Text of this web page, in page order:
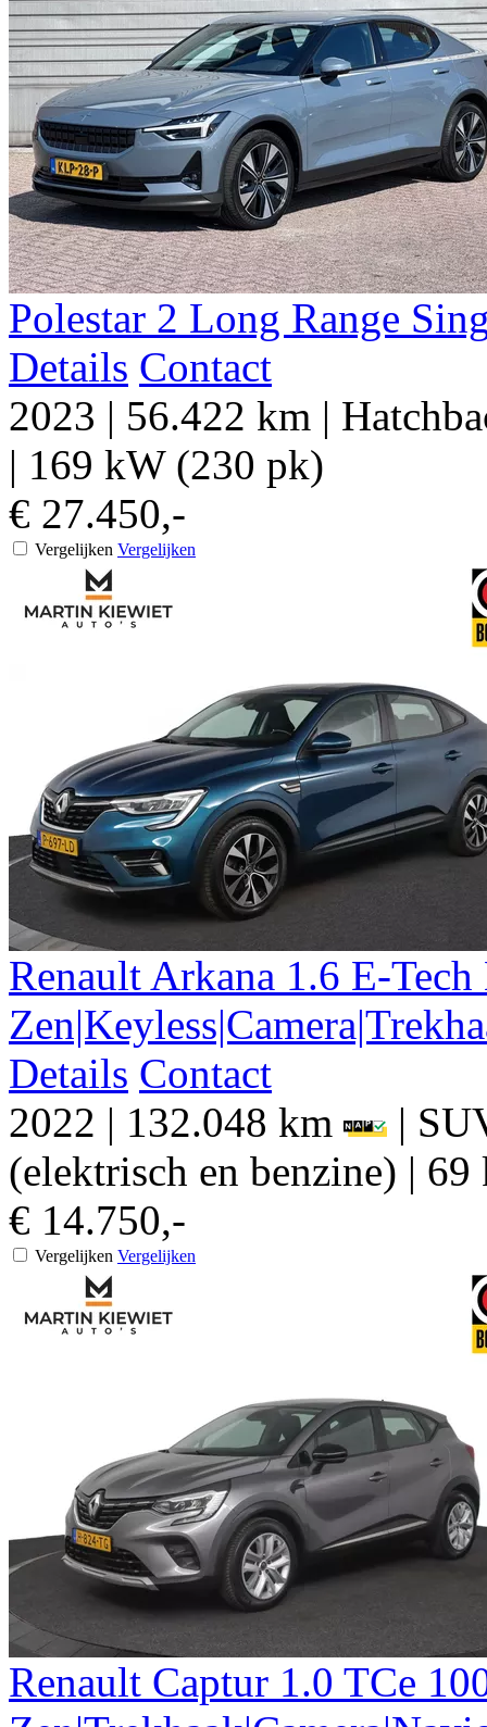
Polestar 2 Long Range
Details Contact
2023 | 56.422 km |
| 169 kW (230 pk)
€ 27.450,-
Vergelijken Vergelijken
Renault Arkana 1.6 E-
Details Contact
2022 | 132.048 km |
(elektrisch en benzine) | 69
€ 14.750,-
Vergelijken Vergelijken
Renault Captur 1.0 TCe